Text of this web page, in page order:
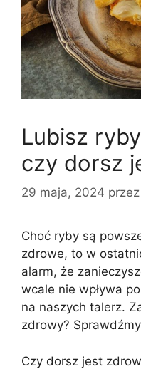
Lubisz
czy dorsz
29 maja, 2024 przez
Choć ryby są
zdrowe, to w
alarm, że
wcale nie wpływa
na naszych talerz.
zdrowy?
Czy dorsz jest